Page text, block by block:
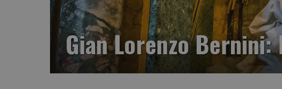
Gian Lorenzo Bernini: